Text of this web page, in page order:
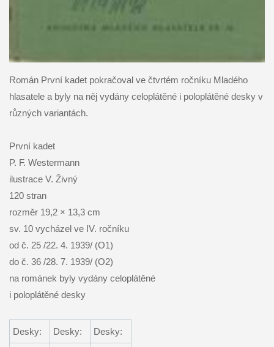
Román První kadet pokračoval ve čtvrtém ročníku Mladého
hlasatele a byly na něj vydány celoplátěné i poloplátěné desky v
různých variantách.
První kadet
P. F. Westermann
ilustrace V. Živný
120 stran
rozměr 19,2 × 13,3 cm
sv. 10 vycházel ve IV. ročníku
od č. 25 /22. 4. 1939/ (O1)
do č. 36 /28. 7. 1939/ (O2)
na románek byly vydány celoplátěné
i poloplátěné desky
Desky: Desky: Desky: